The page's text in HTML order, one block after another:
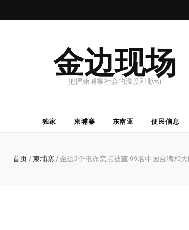
金边现场
把握柬埔寨社会的温度和脉动
独家 柬埔寨 东南亚 便民信息
首页/ 柬埔寨 /金边2个电诈窝点被查 99名中国台湾和